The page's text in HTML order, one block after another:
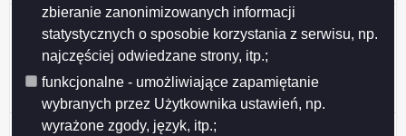
zbieranie zanonimizowanych informacji
statystycznych o sposobie korzystania z serwisu, np.
najczęściej odwiedzane strony, itp.;
funkcjonalne - umożliwiające zapamiętanie
wybranych przez Użytkownika ustawień, np.
wyrażone zgody, język, itp.;
Ogłoszenie z dnia 2026-05-26 Ogłoszenie o II
przetargu ustnym nieograniczonym, działki nr
31946/20, 31946/21, 31946/22, 31946/23, 31946/24,
31946/25, 31946/26, położone w Obrębie nr 7 w
Suwałkach.
Ogłoszenie z dnia 2026-05-26 Ogłoszenie o III